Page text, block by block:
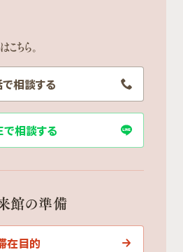
ちら。
相談する
で相談する
館の準備
在目的